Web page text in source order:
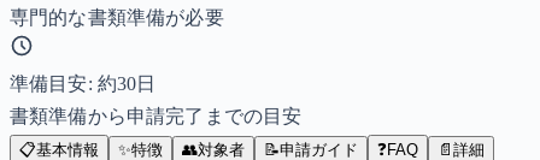
専門的な書類準備が必要
準備目安: 約30日
書類準備から申請完了までの目安
📋基本情報 ✨特徴 👥対象者 📝申請ガイド ❓FAQ 📄 詳細